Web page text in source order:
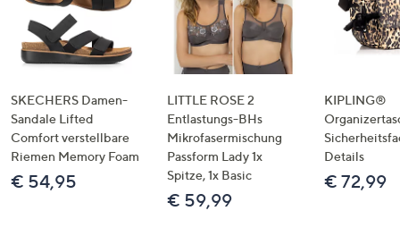
Touch-
Geräten
links
bzw.
rechts,
um
diese
SKECHERS Damen-
Sandale Lifted
Comfort verstellbare
Riemen Memory Foam
€ 54,95
LITTLE ROSE 2
Entlastungs-BHs
Mikrofasermischung
Passform Lady 1x
Spitze, 1x Basic
€ 59,99
KIPLING®
Details
€ 72,99